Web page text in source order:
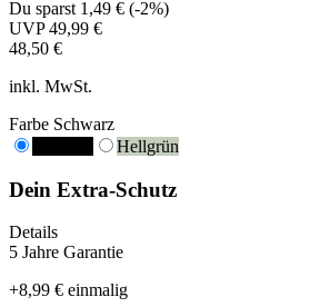
Du sparst 1,49 € (-2%)
UVP49,99 €
48,50 €
inkl. MwSt.
Farbe Schwarz
Hellgrün
Dein Extra-Schutz
Details
5 Jahre Garantie
+8,99 € einmalig